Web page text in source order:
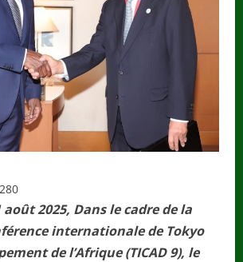
280
2025, Dans le cadre de la
internationale de Tokyo
de l’Afrique (TICAD 9), le